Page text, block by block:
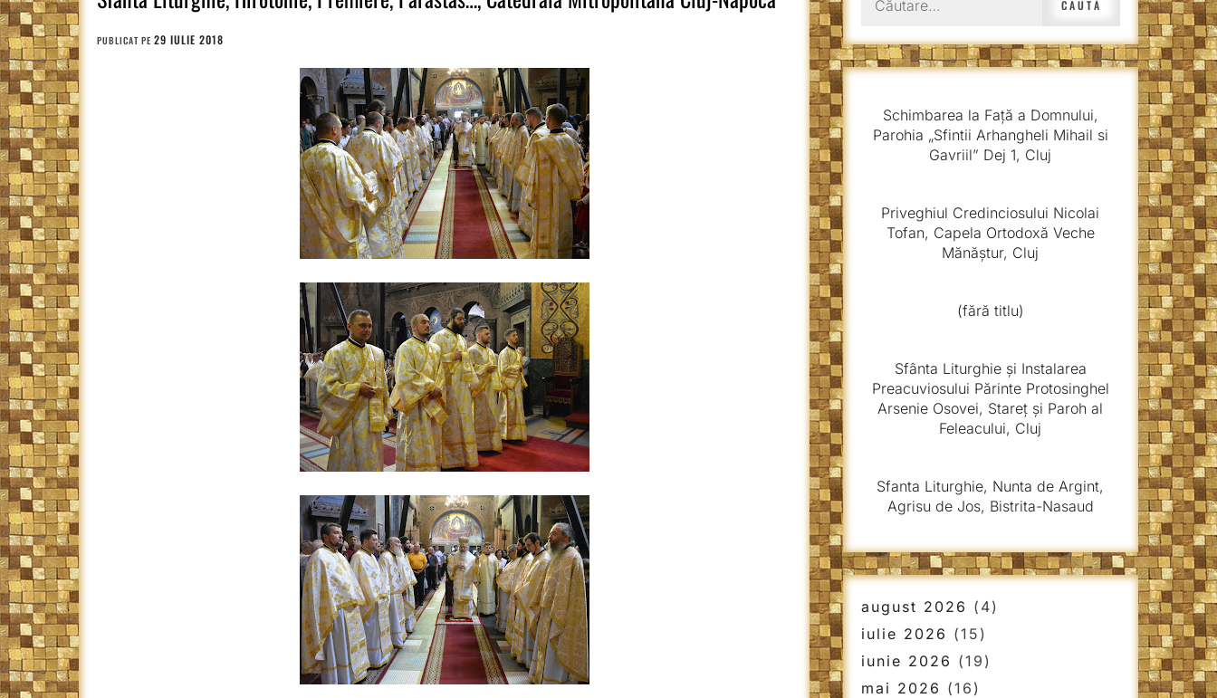
PUBLICAT PE 29 IULIE 2018
după:
Schimbarea la Față a Domnului,
Parohia „Sfintii Arhangheli Mihail si
Gavriil” Dej 1, Cluj
Priveghiul Credinciosului Nicolai
Tofan, Capela Ortodoxă Veche
Mănăștur, Cluj
(fără titlu)
Sfânta Liturghie și Instalarea
Preacuviosului Părinte Protosinghel
Arsenie Osovei, Stareț și Paroh al
Feleacului, Cluj
Sfanta Liturghie, Nunta de Argint,
Agrisu de Jos, Bistrita-Nasaud
august 2026 (4)
iulie 2026 (15)
iunie 2026 (19)
mai 2026 (16)